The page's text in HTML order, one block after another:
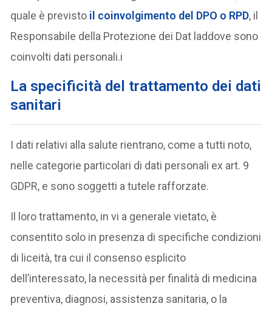
quale è previsto il coinvolgimento del DPO o RPD, il
Responsabile della Protezione dei Dat laddove sono
coinvolti dati personali.i
La specificità del trattamento dei dati
sanitari
I dati relativi alla salute rientrano, come a tutti noto,
nelle categorie particolari di dati personali ex art. 9
GDPR, e sono soggetti a tutele rafforzate.
Il loro trattamento, in vi a generale vietato, è
consentito solo in presenza di specifiche condizioni
di liceità, tra cui il consenso esplicito
dell’interessato, la necessità per finalità di medicina
preventiva, diagnosi, assistenza sanitaria, o la